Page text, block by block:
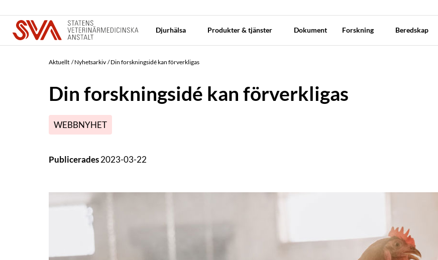
Djurhälsa Produkter & tjänster Dokument Forskning Beredskap
Aktuellt Nyhetsarkiv Din forskningsidé kan förverkligas
Din forskningsidé kan förverkligas
WEBBNYHET
Publicerades2023-03-22